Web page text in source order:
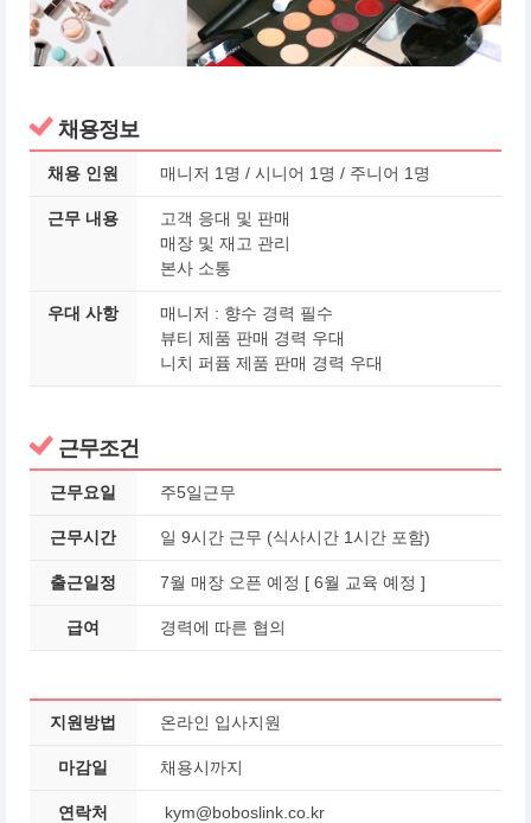
채용정보
채용 인원 매니저 1명 / 시니어 1명 / 주니어 1명
근무 내용
고객 응대 및 판매
매장 및 재고 관리
본사 소통
우대 사항
매니저 : 향수 경력 필수
뷰티 제품 판매 경력 우대
니치 퍼퓸 제품 판매 경력 우대
근무조건
근무요일 주5일근무
근무시간 일 9시간 근무 (식사시간 1시간 포함)
출근일정 7월 매장 오픈 예정 [ 6월 교육 예정 ]
급여 경력에 따른 협의
지원방법 온라인 입사지원
마감일 채용시까지
연락처 kym@boboslink.co.kr